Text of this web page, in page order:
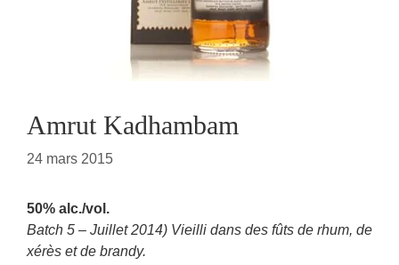
Amrut Kadhambam
24 mars 2015
50% alc./vol.
Batch 5 – Juillet 2014) Vieilli dans des fûts de rhum, de
xérès et de brandy.